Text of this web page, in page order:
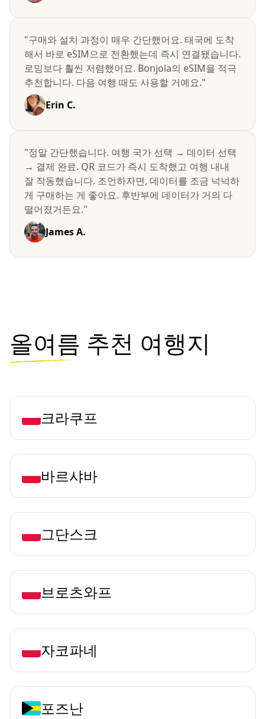
"구매와 설치 과정이 매우 간단했어요. 태국에 도착
해서 바로 eSIM으로 전환했는데 즉시 연결됐습니다.
로밍보다 훨씬 저렴했어요. Bonjola의 eSIM을 적극
추천합니다. 다음 여행 때도 사용할 거예요."
Erin C.
"정말 간단했습니다. 여행 국가 선택 → 데이터 선택
→ 결제 완료. QR 코드가 즉시 도착했고 여행 내내
잘 작동했습니다. 조언하자면, 데이터를 조금 넉넉하
게 구매하는 게 좋아요. 후반부에 데이터가 거의 다
떨어졌거든요."
James A.
올여름 추천 여행지
크라쿠프
바르샤바
그단스크
브로츠와프
자코파네
포즈난